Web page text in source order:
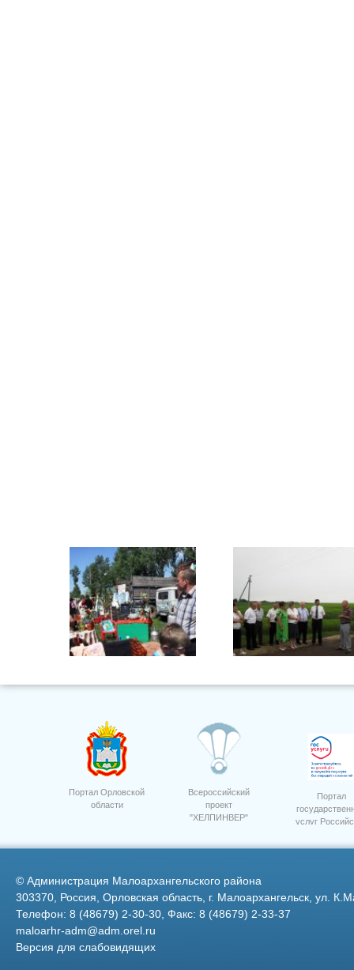
Фото 25 Семинар приемка посев 11
Портал Орловской
области
Всероссийский
проект
"ХЕЛПИНВЕР"
Портал
услуг
© Администрация Малоархангельского района
303370, Россия, Орловская область, г. Малоархангельск, ул.
Телефон: 8 (48679) 2-30-30, Факс: 8 (48679) 2-33-37
maloarhr-adm@adm.orel.ru
Версия для слабовидящих